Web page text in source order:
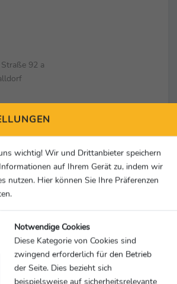
92 a
40
59
ev.de
& Links
1 Meldungen
wichtig! Wir und Drittanbieter speichern
auf Ihrem Gerät zu, indem wir
nutzen. Hier können Sie Ihre Präferenzen
Notwendige Cookies
Diese Kategorie von Cookies sind
zwingend erforderlich für den Betrieb
der Seite. Dies bezieht sich
beispielsweise auf sicherheitsrelevante